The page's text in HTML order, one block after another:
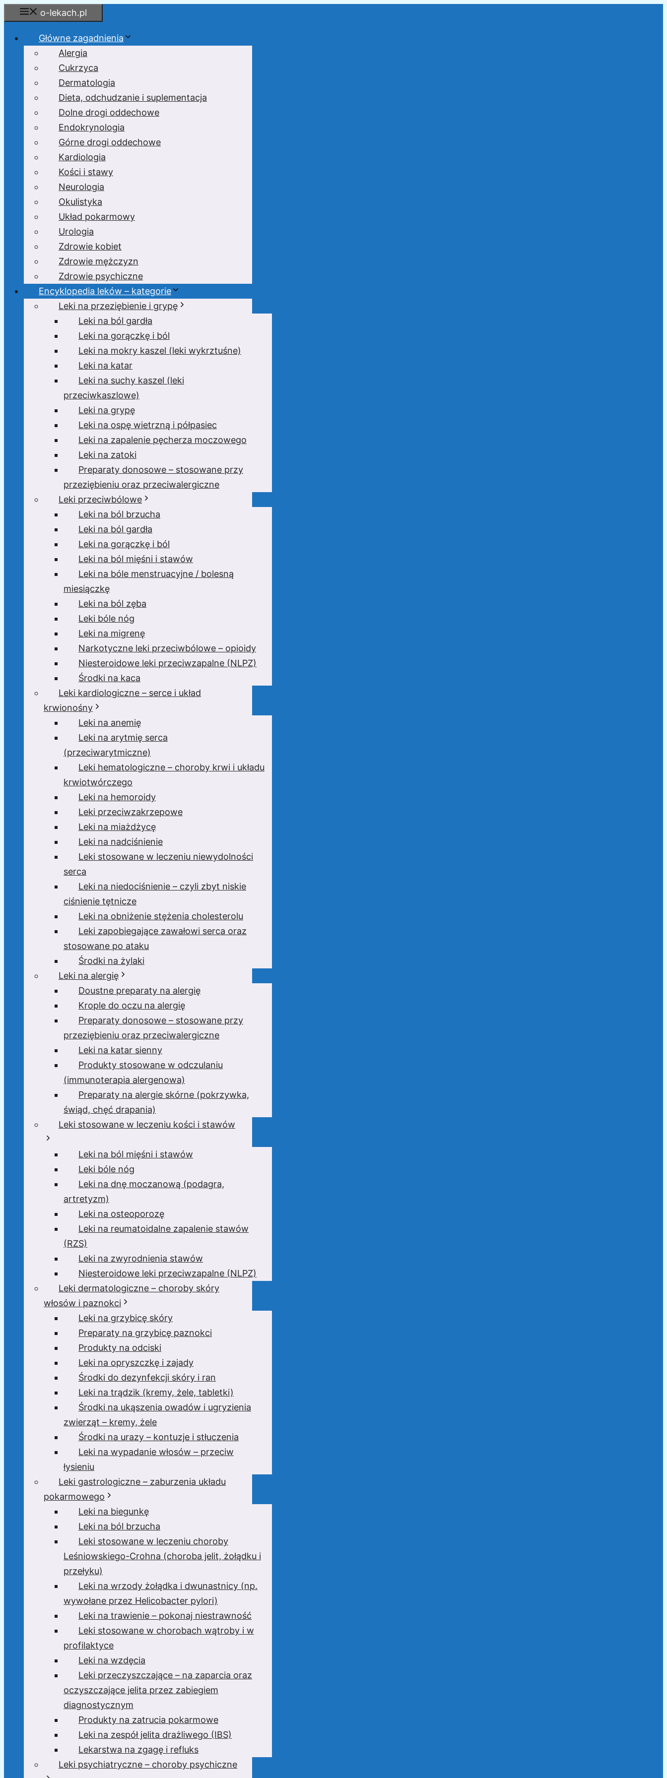
Przejdź
do
o-lekach.pl
Główne zagadnienia
Alergia
Cukrzyca
Dermatologia
Dieta, odchudzanie i suplementacja
Dolne drogi oddechowe
Endokrynologia
Górne drogi oddechowe
Kardiologia
Kości i stawy
Neurologia
Okulistyka
Układ pokarmowy
Urologia
Zdrowie kobiet
Zdrowie mężczyzn
Zdrowie psychiczne
Encyklopedia leków – kategorie
Leki na przeziębienie i grypę
Leki na ból gardła
Leki na gorączkę i ból
Leki na mokry kaszel (leki wykrztuśne)
Leki na katar
Leki na suchy kaszel (leki
przeciwkaszlowe)
Leki na grypę
Leki na ospę wietrzną i półpasiec
Leki na zapalenie pęcherza moczowego
Leki na zatoki
Preparaty donosowe – stosowane przy
przeziębieniu oraz przeciwalergiczne
Leki przeciwbólowe
Leki na ból brzucha
Leki na ból gardła
Leki na gorączkę i ból
Leki na ból mięśni i stawów
Leki na bóle menstruacyjne / bolesną
miesiączkę
Leki na ból zęba
Leki bóle nóg
Leki na migrenę
Narkotyczne leki przeciwbólowe – opioidy
Niesteroidowe leki przeciwzapalne (NLPZ)
Środki na kaca
Leki kardiologiczne – serce i układ
krwionośny
Leki na anemię
Leki na arytmię serca
(przeciwarytmiczne)
Leki hematologiczne – choroby krwi i układu
krwiotwórczego
Leki na hemoroidy
Leki przeciwzakrzepowe
Leki na miażdżycę
Leki na nadciśnienie
Leki stosowane w leczeniu niewydolności
serca
Leki na niedociśnienie – czyli zbyt niskie
ciśnienie tętnicze
Leki na obniżenie stężenia cholesterolu
Leki zapobiegające zawałowi serca oraz
stosowane po ataku
Środki na żylaki
Leki na alergię
Doustne preparaty na alergię
Krople do oczu na alergię
Preparaty donosowe – stosowane przy
przeziębieniu oraz przeciwalergiczne
Leki na katar sienny
Produkty stosowane w odczulaniu
(immunoterapia alergenowa)
Preparaty na alergie skórne (pokrzywka,
świąd, chęć drapania)
Leki stosowane w leczeniu kości i stawów
Leki na ból mięśni i stawów
Leki bóle nóg
Leki na dnę moczanową (podagra,
artretyzm)
Leki na osteoporozę
Leki na reumatoidalne zapalenie stawów
(RZS)
Leki na zwyrodnienia stawów
Niesteroidowe leki przeciwzapalne (NLPZ)
Leki dermatologiczne – choroby skóry
włosów i paznokci
Leki na grzybicę skóry
Preparaty na grzybicę paznokci
Produkty na odciski
Leki na opryszczkę i zajady
Środki do dezynfekcji skóry i ran
Leki na trądzik (kremy, żele, tabletki)
Środki na ukąszenia owadów i ugryzienia
zwierząt – kremy, żele
Środki na urazy – kontuzje i stłuczenia
Leki na wypadanie włosów – przeciw
łysieniu
Leki gastrologiczne – zaburzenia układu
pokarmowego
Leki na biegunkę
Leki na ból brzucha
Leki stosowane w leczeniu choroby
Leśniowskiego-Crohna (choroba jelit, żołądku i
przełyku)
Leki na wrzody żołądka i dwunastnicy (np.
wywołane przez Helicobacter pylori)
Leki na trawienie – pokonaj niestrawność
Leki stosowane w chorobach wątroby i w
profilaktyce
Leki na wzdęcia
Leki przeczyszczające – na zaparcia oraz
oczyszczające jelita przez zabiegiem
diagnostycznym
Produkty na zatrucia pokarmowe
Leki na zespół jelita drażliwego (IBS)
Lekarstwa na zgagę i refluks
Leki psychiatryczne – choroby psychiczne